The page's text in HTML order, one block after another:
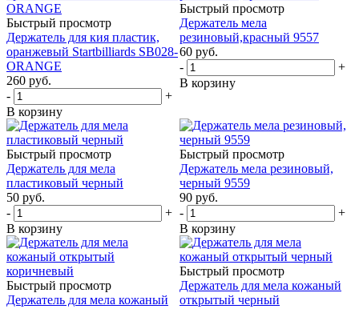
Быстрый просмотр
Держатель для кия пластик,
оранжевый Startbilliards SB028-
ORANGE
260 руб.
-
+
В корзину
Быстрый просмотр
Держатель мела
резиновый,красный 9557
60 руб.
-
+
В корзину
Быстрый просмотр
Держатель для мела
пластиковый черный
50 руб.
-
+
В корзину
Быстрый просмотр
Держатель мела резиновый,
черный 9559
90 руб.
-
+
В корзину
Быстрый просмотр
Держатель для мела кожаный
Быстрый просмотр
Держатель для мела кожаный
открытый черный